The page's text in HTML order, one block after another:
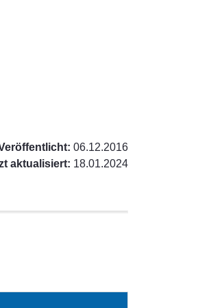
06.12.2016
aktualisiert: 18.01.2024